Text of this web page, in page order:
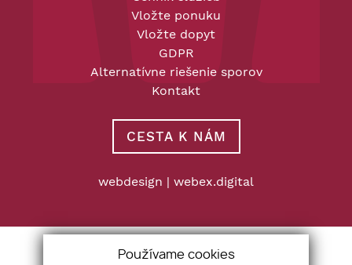
Vložte ponuku
Vložte dopyt
GDPR
Alternatívne riešenie sporov
Kontakt
CESTA K NÁM
webdesign | webex.digital
Používame cookies